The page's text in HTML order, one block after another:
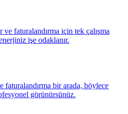
faturalandırma için tek çalışma
işe odaklanır.
bir arada, böylece
görünürsünüz.